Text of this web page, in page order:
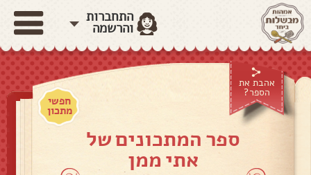
התחברות
והרשמה
אהבת את
הספר?
חפשי
מתכון
ספר המתכונים של
אתי ממן